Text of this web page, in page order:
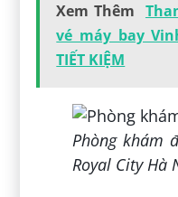
Xem Thêm
vé máy bay
TIẾT KIỆM
Phòng khám
Royal City Hà